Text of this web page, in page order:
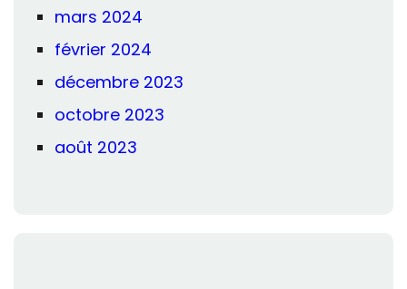
mars 2024
février 2024
décembre 2023
octobre 2023
août 2023